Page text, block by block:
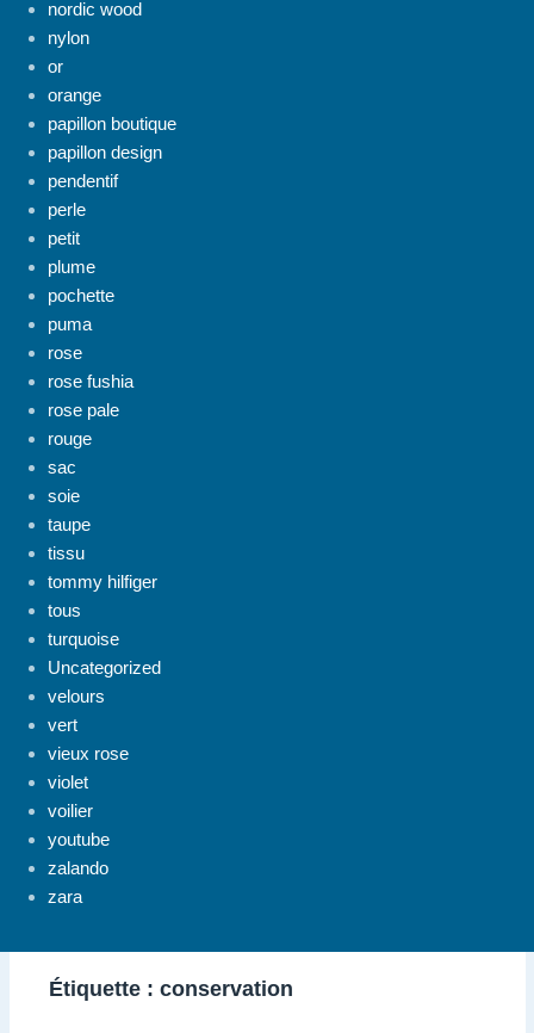
nordic wood
nylon
or
orange
papillon boutique
papillon design
pendentif
perle
petit
plume
pochette
puma
rose
rose fushia
rose pale
rouge
sac
soie
taupe
tissu
tommy hilfiger
tous
turquoise
Uncategorized
velours
vert
vieux rose
violet
voilier
youtube
zalando
zara
Étiquette : conservation